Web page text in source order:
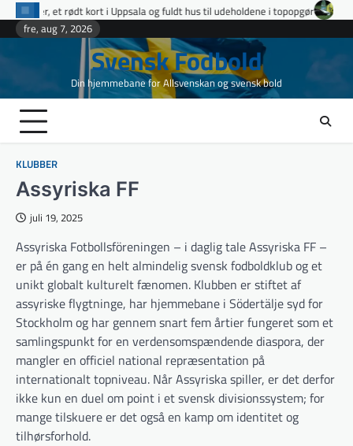
Skip
Uppsala og fuldt hus til udeholdene i topopgør
Ettan Norra runde 9:
fre, aug 7, 2026
Svensk Fodbold
Din hjemmebane for Allsvenskan og svensk bold
KLUBBER
Assyriska FF
juli 19, 2025
Assyriska Fotbollsföreningen – i daglig tale Assyriska FF –
er på én gang en helt almindelig svensk fodboldklub og et
unikt globalt kulturelt fænomen. Klubben er stiftet af
assyriske flygtninge, har hjemmebane i Södertälje syd for
Stockholm og har gennem snart fem årtier fungeret som et
samlingspunkt for en verdensomspændende diaspora, der
mangler en officiel national repræsentation på
internationalt topniveau. Når Assyriska spiller, er det derfor
ikke kun en duel om point i et svensk divisionssystem; for
mange tilskuere er det også en kamp om identitet og
tilhørsforhold.